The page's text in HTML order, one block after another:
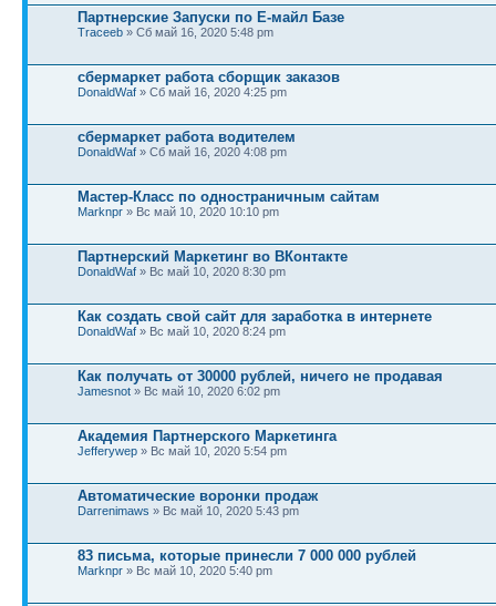
Партнерские Запуски по Е-майл Базе
Traceeb » Сб май 16, 2020 5:48 pm
сбермаркет работа сборщик заказов
DonaldWaf » Сб май 16, 2020 4:25 pm
сбермаркет работа водителем
DonaldWaf » Сб май 16, 2020 4:08 pm
Мастер-Класс по одностраничным сайтам
Marknpr » Вс май 10, 2020 10:10 pm
Партнерский Маркетинг во ВКонтакте
DonaldWaf » Вс май 10, 2020 8:30 pm
Как создать свой сайт для заработка в интернете
DonaldWaf » Вс май 10, 2020 8:24 pm
Как получать от 30000 рублей, ничего не продавая
Jamesnot » Вс май 10, 2020 6:02 pm
Академия Партнерского Маркетинга
Jefferywep » Вс май 10, 2020 5:54 pm
Автоматические воронки продаж
Darrenimaws » Вс май 10, 2020 5:43 pm
83 письма, которые принесли 7 000 000 рублей
Marknpr » Вс май 10, 2020 5:40 pm